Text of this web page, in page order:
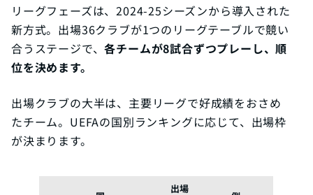
リーグフェーズは、2024-25シーズンから導入された
新方式。出場36クラブが1つのリーグテーブルで競い
合うステージで、各チームが8試合ずつプレーし、順
位を決めます。
出場クラブの大半は、主要リーグで好成績をおさめ
たチーム。UEFAの国別ランキングに応じて、出場枠
が決まります。
出場